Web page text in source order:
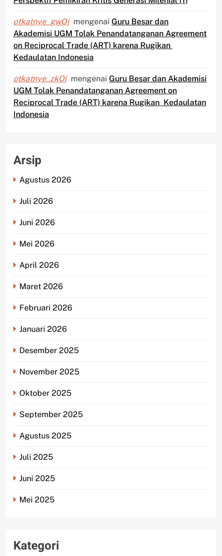
otkatnye_gwOi mengenai Guru Besar dan
Akademisi UGM Tolak Penandatanganan Agreement
on Reciprocal Trade (ART) karena Rugikan
Kedaulatan Indonesia
otkatnye_zkOi mengenai Guru Besar dan Akademisi
UGM Tolak Penandatanganan Agreement on
Reciprocal Trade (ART) karena Rugikan Kedaulatan
Indonesia
Arsip
Agustus 2026
Juli 2026
Juni 2026
Mei 2026
April 2026
Maret 2026
Februari 2026
Januari 2026
Desember 2025
November 2025
Oktober 2025
September 2025
Agustus 2025
Juli 2025
Juni 2025
Mei 2025
Kategori